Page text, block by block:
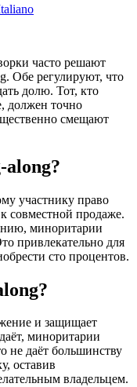
часто решают
Обе регулируют, что
долю. Тот, кто
должен точно
смещают
along?
участнику право
совместной продаже.
миноритарии
привлекательно для
сто процентов.
и защищает
миноритарии
не даёт большинству
оставив
владельцем.